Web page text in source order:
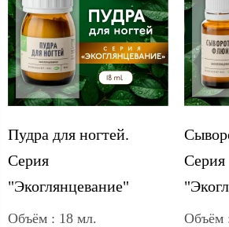
Пудра для ногтей.
Серия
"Экоглянцевание"
Объём : 18 мл.
Серия
Объём